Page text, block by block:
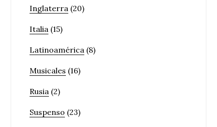
Inglaterra (20)
Italia (15)
Latinoamérica (8)
Musicales (16)
Rusia (2)
Suspenso (23)